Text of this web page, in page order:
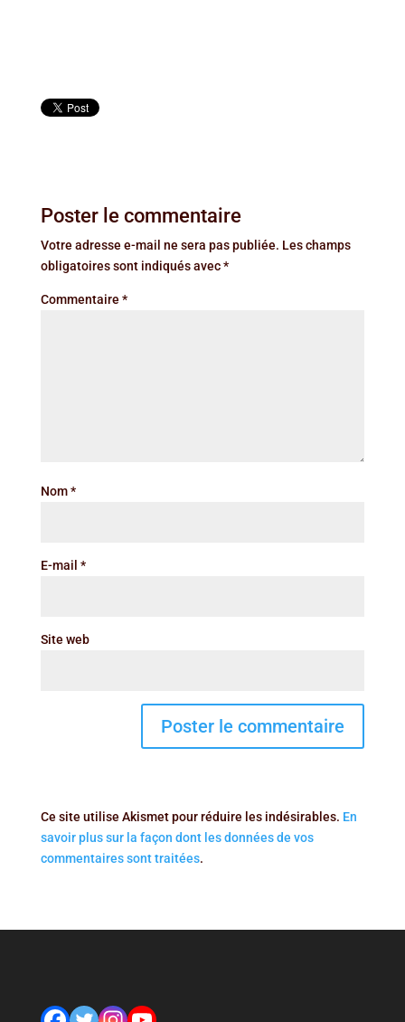
Poster le commentaire
Votre adresse e-mail ne sera pas publiée. Les champs
obligatoires sont indiqués avec*
Commentaire *
Nom*
E-mail *
Site web
Ce site utilise Akismet pour réduire les indésirables. En
savoir plus sur la façon dont les données de vos
commentaires sont traitées.